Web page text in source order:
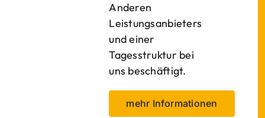
Anderen
Leistungsanbieters
und einer
Tagesstruktur bei
uns beschäftigt.
mehr Informationen